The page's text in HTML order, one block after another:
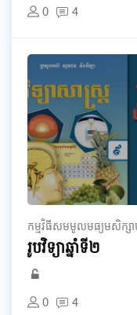
0 4
កម្មវិធី​សមមូល​មធ្យម​សិក្សា​
រូបវិទ្យា​​ឆ្នាំទី២
0 4